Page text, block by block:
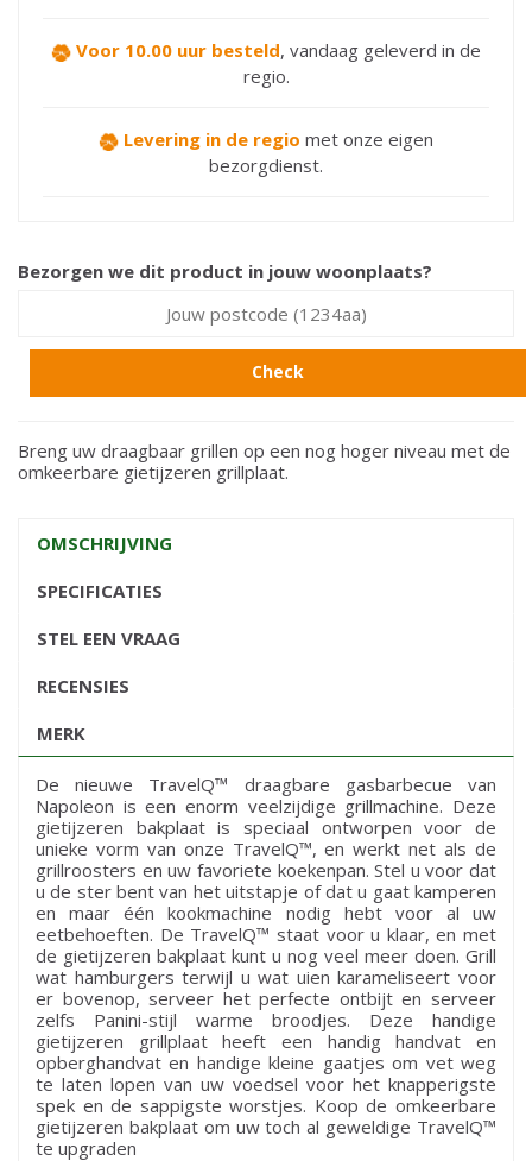
Voor 10.00 uur besteld, vandaag geleverd in de
regio.
Levering in de regio met onze eigen
bezorgdienst.
Bezorgen we dit product in jouw woonplaats?
Check
Breng uw draagbaar grillen op een nog hoger niveau met de
omkeerbare gietijzeren grillplaat.
OMSCHRIJVING
SPECIFICATIES
STEL EEN VRAAG
RECENSIES
MERK
De nieuwe TravelQ™ draagbare gasbarbecue van
Napoleon is een enorm veelzijdige grillmachine. Deze
gietijzeren bakplaat is speciaal ontworpen voor de
unieke vorm van onze TravelQ™, en werkt net als de
grillroosters en uw favoriete koekenpan. Stel u voor dat
u de ster bent van het uitstapje of dat u gaat kamperen
en maar één kookmachine nodig hebt voor al uw
eetbehoeften. De TravelQ™ staat voor u klaar, en met
de gietijzeren bakplaat kunt u nog veel meer doen. Grill
wat hamburgers terwijl u wat uien karameliseert voor
er bovenop, serveer het perfecte ontbijt en serveer
zelfs Panini-stijl warme broodjes. Deze handige
gietijzeren grillplaat heeft een handig handvat en
opberghandvat en handige kleine gaatjes om vet weg
te laten lopen van uw voedsel voor het knapperigste
spek en de sappigste worstjes. Koop de omkeerbare
gietijzeren bakplaat om uw toch al geweldige TravelQ™
te upgraden